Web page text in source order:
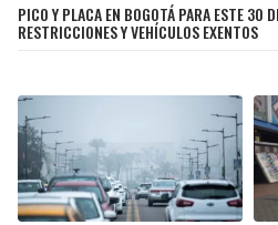
PICO Y PLACA EN BOGOTÁ PARA ESTE 30
RESTRICCIONES Y VEHÍCULOS EXENTOS